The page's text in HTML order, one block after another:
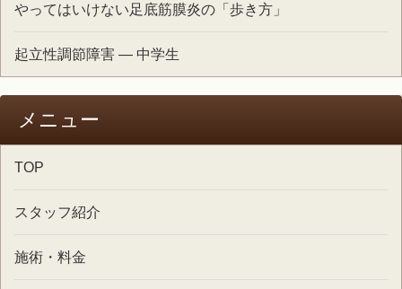
やってはいけない足底筋膜炎の「歩き方」
起立性調節障害 ― 中学生
メニュー
TOP
スタッフ紹介
施術・料金